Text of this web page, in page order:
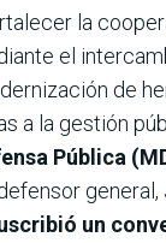
la
el
de
a la gestión
Pública
general,
un